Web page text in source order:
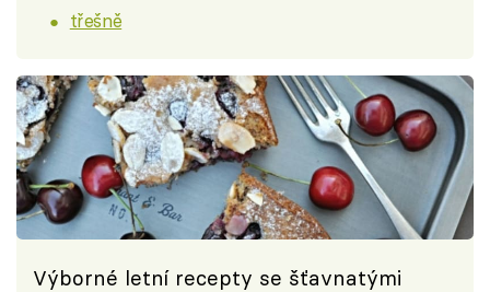
třešně
Výborné letní recepty se šťavnatými